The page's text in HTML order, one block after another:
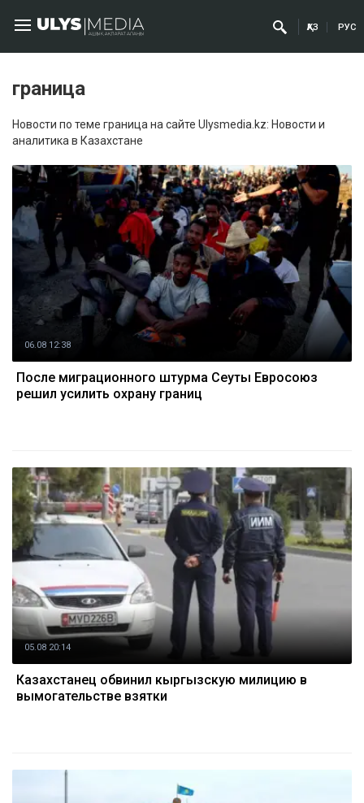
ҚАЗ РУС
граница
Новости по теме граница на сайте Ulysmedia.kz: Новости и
аналитика в Казахстане
06.08 12:38
После миграционного штурма Сеуты Евросоюз
решил усилить охрану границ
05.08 20:14
Казахстанец обвинил кыргызскую милицию в
вымогательстве взятки